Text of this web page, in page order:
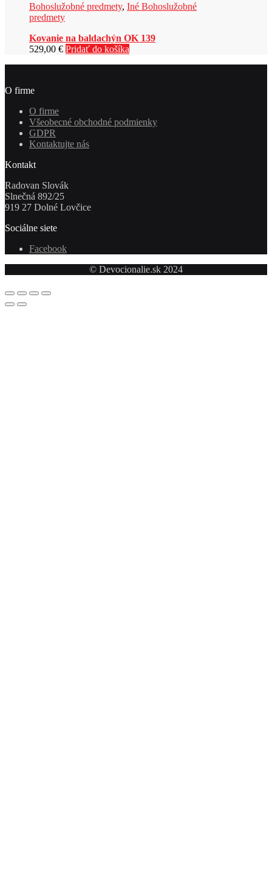
Bohoslužobné predmety, Iné Bohoslužobné
predmety
Kovanie na baldachýn OK 139
529,00 € Pridať do košíka
O firme
O firme
Všeobecné obchodné podmienky
GDPR
Kontaktujte nás
Kontakt
Radovan Slovák
Slnečná 892/25
919 27 Dolné Lovčice
Sociálne siete
Facebook
© Devocionalie.sk 2024